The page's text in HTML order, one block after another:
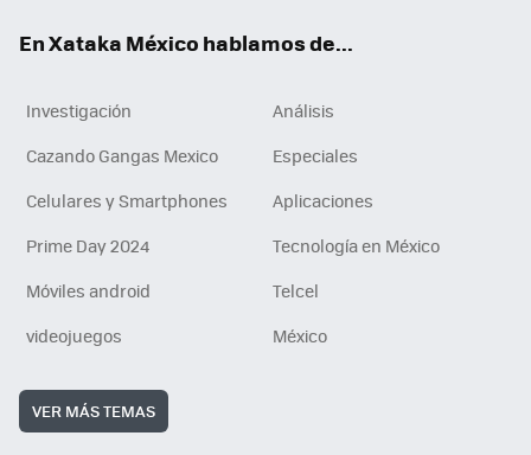
En Xataka México hablamos de...
Investigación
Análisis
Cazando Gangas Mexico
Especiales
Celulares y Smartphones
Aplicaciones
Prime Day 2024
Tecnología en México
Móviles android
Telcel
videojuegos
México
VER MÁS TEMAS